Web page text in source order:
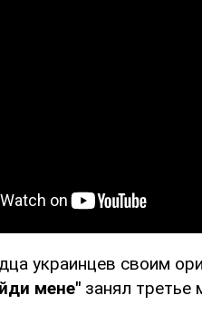
украинцев своим
мене" занял третье